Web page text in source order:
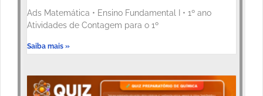
Ads Matemática • Ensino Fundamental I • 1º ano
Atividades de Contagem para o 1º
Saiba mais »